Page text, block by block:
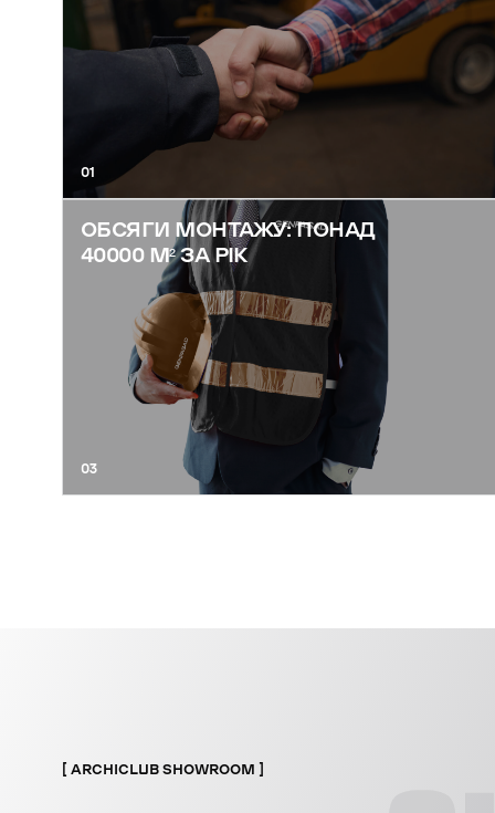
01
ОБСЯГИ МОНТАЖУ: ПОНАД
40000 М² ЗА РІК
03
ARCHICLUB SHOWROOM